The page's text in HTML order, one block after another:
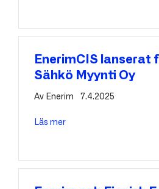
EnerimCIS lanserat
Sähkö Myynti Oy
Av Enerim 7.4.2025
Läs mer